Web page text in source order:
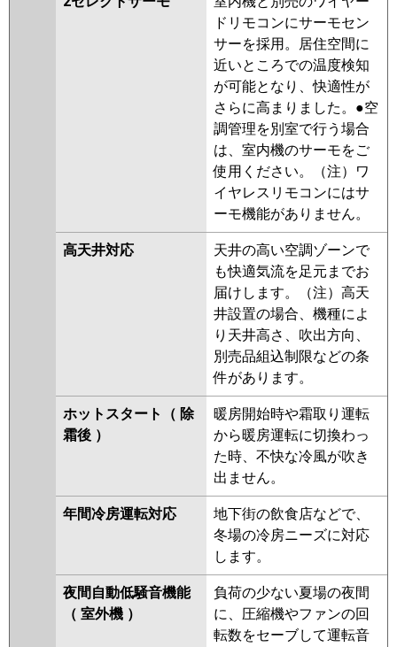
ドリモコンにサーモセン
サーを採用。居住空間に
近いところでの温度検知
が可能となり、快適性が
さらに高まりました。●空
調管理を別室で行う場合
は、室内機のサーモをご
使用ください。（注）ワ
イヤレスリモコンにはサ
ーモ機能がありません。
高天井対応
天井の高い空調ゾーンで
も快適気流を足元までお
届けします。（注）高天
井設置の場合、機種によ
り天井高さ、吹出方向、
別売品組込制限などの条
件があります。
ホットスタート（ 除
霜後 ）
暖房開始時や霜取り運転
から暖房運転に切換わっ
た時、不快な冷風が吹き
出ません。
年間冷房運転対応
地下街の飲食店などで、
冬場の冷房ニーズに対応
します。
夜間自動低騒音機能
（ 室外機 ）
負荷の少ない夏場の夜間
に、圧縮機やファンの回
転数をセーブして運転音